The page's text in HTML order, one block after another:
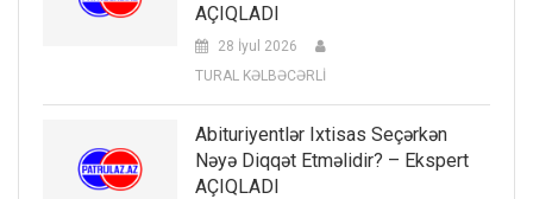
AÇIQLADI
28 İyul 2026
TURAL KƏLBƏCƏRLİ
Abituriyentlər Ixtisas Seçərkən
Nəyə Diqqət Etməlidir? – Ekspert
AÇIQLADI